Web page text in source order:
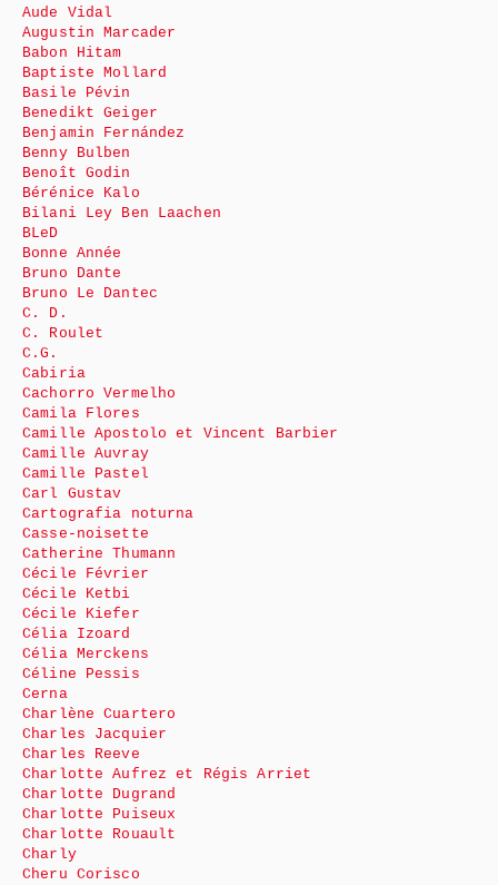
Aude Vidal
Augustin Marcader
Babon Hitam
Baptiste Mollard
Basile Pévin
Benedikt Geiger
Benjamin Fernández
Benny Bulben
Benoît Godin
Bérénice Kalo
Bilani Ley Ben Laachen
BLeD
Bonne Année
Bruno Dante
Bruno Le Dantec
C. D.
C. Roulet
C.G.
Cabiria
Cachorro Vermelho
Camila Flores
Camille Apostolo et Vincent Barbier
Camille Auvray
Camille Pastel
Carl Gustav
Cartografia noturna
Casse-noisette
Catherine Thumann
Cécile Février
Cécile Ketbi
Cécile Kiefer
Célia Izoard
Célia Merckens
Céline Pessis
Cerna
Charlène Cuartero
Charles Jacquier
Charles Reeve
Charlotte Aufrez et Régis Arriet
Charlotte Dugrand
Charlotte Puiseux
Charlotte Rouault
Charly
Cheru Corisco